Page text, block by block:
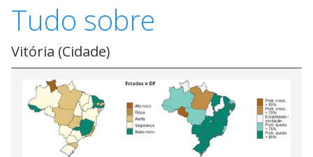
Tudo sobre
Vitória (Cidade)